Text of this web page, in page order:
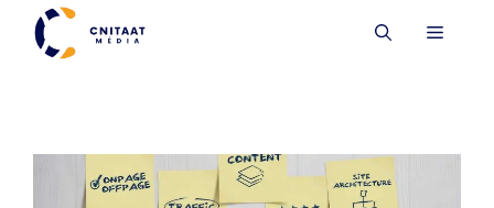
Aller
contenu
MENU